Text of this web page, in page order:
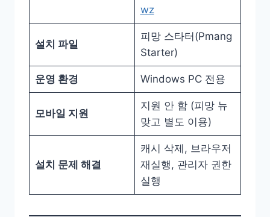
wz
설치 파일
피망 스타터(Pmang
Starter)
운영 환경 Windows PC 전용
모바일 지원
지원 안 함 (피망 뉴
맞고 별도 이용)
설치 문제 해결
캐시 삭제, 브라우저
재실행, 관리자 권한
실행